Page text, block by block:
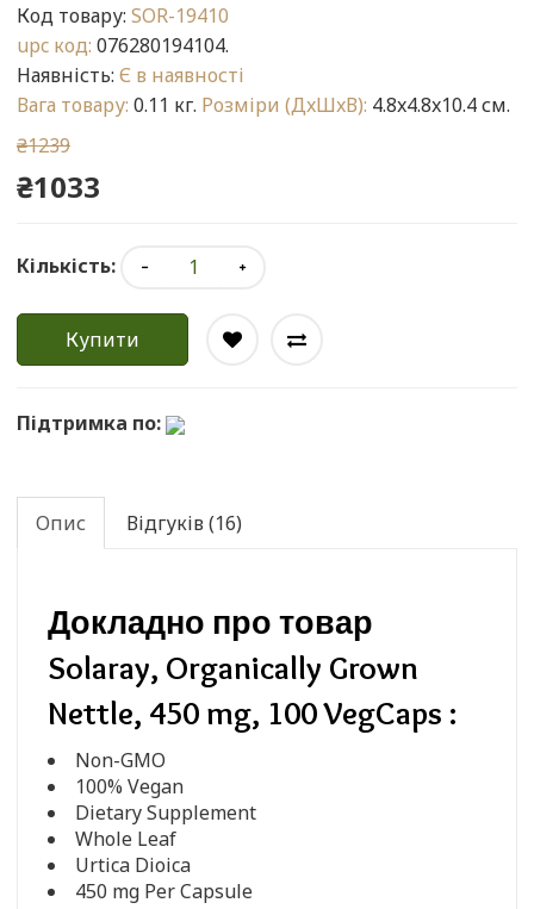
Код товару: SOR-19410
upc код: 076280194104.
Наявність: Є в наявності
Вага товару: 0.11 кг. Розміри (ДxШxВ): 4.8x4.8x10.4 см.
₴1239
₴1033
Кількість:
Купити
Підтримка по:
Опис Відгуків (16)
Докладно про товар
Solaray, Organically Grown
Nettle, 450 mg, 100 VegCaps :
Non-GMO
100% Vegan
Dietary Supplement
Whole Leaf
Urtica Dioica
450 mg Per Capsule